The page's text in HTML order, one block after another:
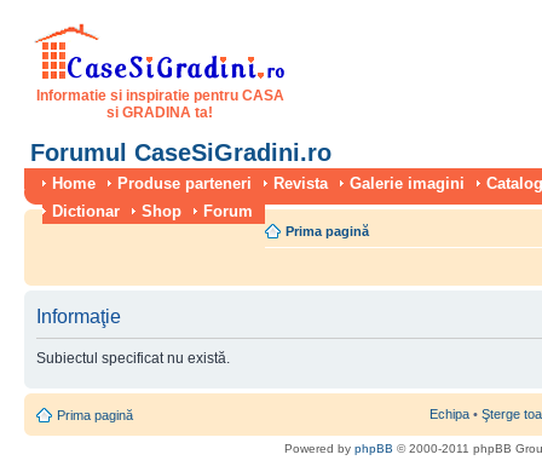
Informatie si inspiratie pentru CASA
si GRADINA ta!
Forumul CaseSiGradini.ro
Home Produse parteneri Revista Galerie imagini
Dictionar
Shop Forum
Prima pagină
Informaţie
Subiectul specificat nu există.
Prima pagină Echipa • Şterge
Powered by phpBB © 2000-2011 phpBB